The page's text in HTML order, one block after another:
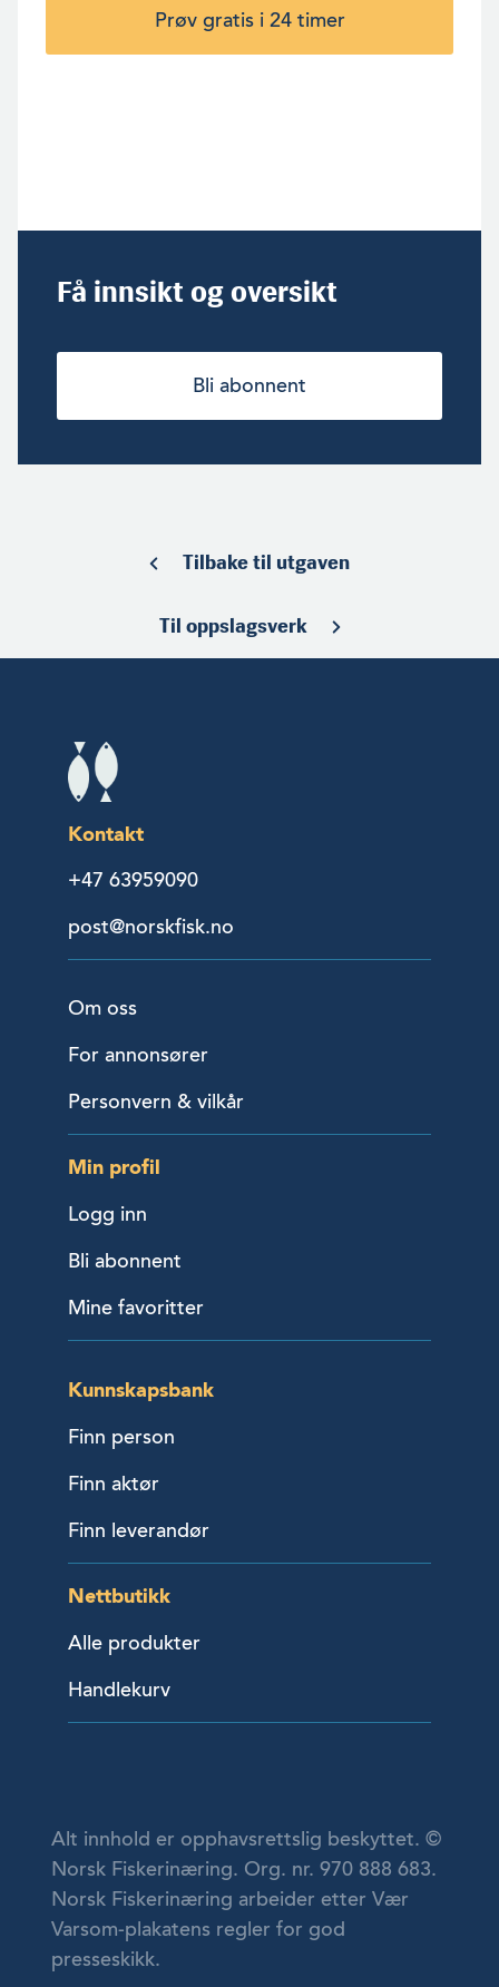
Prøv gratis i 24 timer
Få innsikt og oversikt
Bli abonnent
Tilbake til utgaven
Til oppslagsverk
Kontakt
+47 63959090
post@norskfisk.no
Om oss
For annonsører
Personvern & vilkår
Min profil
Logg inn
Bli abonnent
Mine favoritter
Kunnskapsbank
Finn person
Finn aktør
Finn leverandør
Nettbutikk
Alle produkter
Handlekurv
Alt innhold er opphavsrettslig beskyttet. ©
Norsk Fiskerinæring. Org. nr. 970 888 683.
Norsk Fiskerinæring arbeider etter Vær
Varsom-plakatens regler for god
presseskikk.